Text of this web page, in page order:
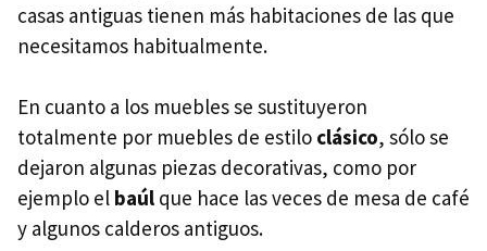
casas antiguas tienen más habitaciones de las que
necesitamos habitualmente.
En cuanto a los muebles se sustituyeron
totalmente por muebles de estilo clásico, sólo se
dejaron algunas piezas decorativas, como por
ejemplo el baúl que hace las veces de mesa de café
y algunos calderos antiguos.